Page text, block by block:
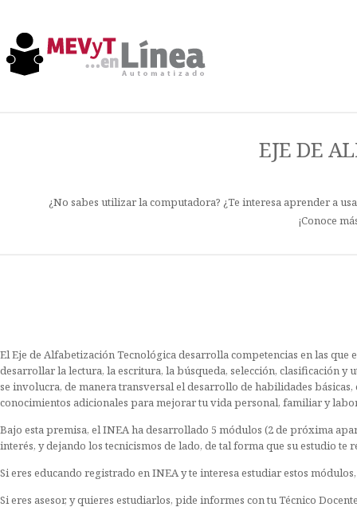
EJE DE
¿No sabes utilizar la computadora? ¿Te interesa aprender a
¡Conoce
El Eje de Alfabetización Tecnológica desarrolla competencias en las
desarrollar la lectura, la escritura, la búsqueda, selección, clasificación
se involucra, de manera transversal el desarrollo de habilidades
conocimientos adicionales para mejorar tu vida personal, familiar y
Bajo esta premisa, el INEA ha desarrollado 5 módulos (2 de próxima
interés, y dejando los tecnicismos de lado, de tal forma que su estudio te
Si eres educando registrado en INEA y te interesa estudiar estos
Si eres asesor, y quieres estudiarlos, pide informes con tu Técnico